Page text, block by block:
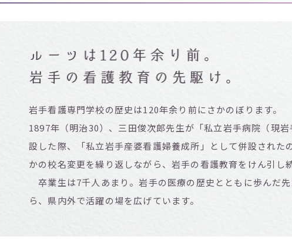
岩手看護専門学校の歴史は120年余り前にさかのぼります。
1897年（明治30）、三田俊次郎先生が「私立岩手病院（現
設した際、「私立岩手産婆看護婦養成所」として併設された
かの校名変更を繰り返しながら、岩手の看護教育をけん引し
卒業生は7千人あまり。岩手の医療の歴史とともに歩んだ
ら、県内外で活躍の場を広げています。